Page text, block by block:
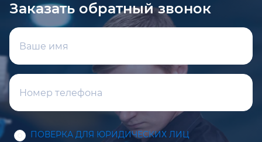
Заказать обратный звонок
ПОВЕРКА ДЛЯ ЮРИДИЧЕСКИХ ЛИЦ